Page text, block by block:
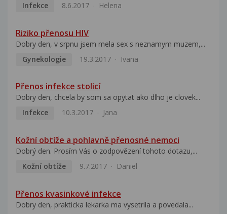
Infekce
8.6.2017 Helena
Riziko přenosu HIV
Dobry den, v srpnu jsem mela sex s neznamym muzem,...
Gynekologie
19.3.2017 Ivana
Přenos infekce stolicí
Dobry den, chcela by som sa opytat ako dlho je clovek...
Infekce
10.3.2017 Jana
Kožní obtíže a pohlavně přenosné nemoci
Dobrý den. Prosím Vás o zodpovězení tohoto dotazu,...
Kožní obtíže
9.7.2017 Daniel
Přenos kvasinkové infekce
Dobry den, prakticka lekarka ma vysetrila a povedala...